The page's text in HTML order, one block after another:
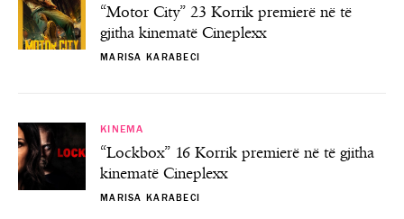
“Motor City” 23 Korrik premierë në të
gjitha kinematë Cineplexx
MARISA KARABECI
KINEMA
“Lockbox” 16 Korrik premierë në të gjitha
kinematë Cineplexx
MARISA KARABECI